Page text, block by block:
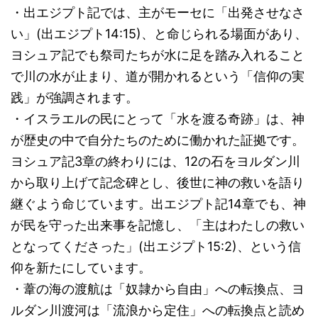
・出エジプト記では、主がモーセに「出発させなさ
い」(出エジプト14:15)、と命じられる場面があり、
ヨシュア記でも祭司たちが水に足を踏み入れること
で川の水が止まり、道が開かれるという「信仰の実
践」が強調されます。
・イスラエルの民にとって「水を渡る奇跡」は、神
が歴史の中で自分たちのために働かれた証拠です。
ヨシュア記3章の終わりには、12の石をヨルダン川
から取り上げて記念碑とし、後世に神の救いを語り
継ぐよう命じています。出エジプト記14章でも、神
が民を守った出来事を記憶し、「主はわたしの救い
となってくださった」(出エジプト15:2)、という信
仰を新たにしています。
・葦の海の渡航は「奴隷から自由」への転換点、ヨ
ルダン川渡河は「流浪から定住」への転換点と読め